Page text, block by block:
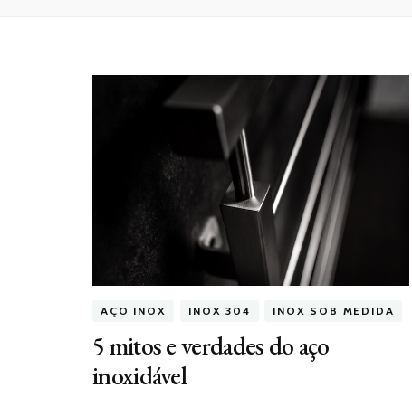
AÇO INOX INOX 304 INOX SOB MEDIDA
5 mitos e verdades do aço
inoxidável